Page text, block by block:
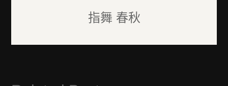
指舞 春秋